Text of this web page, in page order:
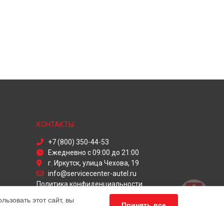
КОНТАКТЫ
+7 (800) 350-44-53
Ежедневно с 09:00 до 21:00
г. Иркутск, улица Чехова, 19
info@servicecenter-autel.ru
Политика конфиденциальности
Способы оплаты
этот сайт, вы